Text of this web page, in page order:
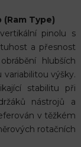
Type)
pinolu s
a přesnost
hlubších
výšky.
stabilitu při
nástrojů a
v těžkém
rotačních